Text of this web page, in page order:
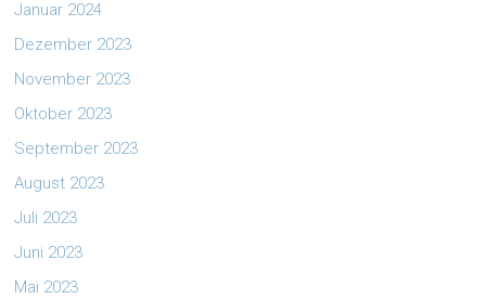
Januar 2024
Dezember 2023
November 2023
Oktober 2023
September 2023
August 2023
Juli 2023
Juni 2023
Mai 2023